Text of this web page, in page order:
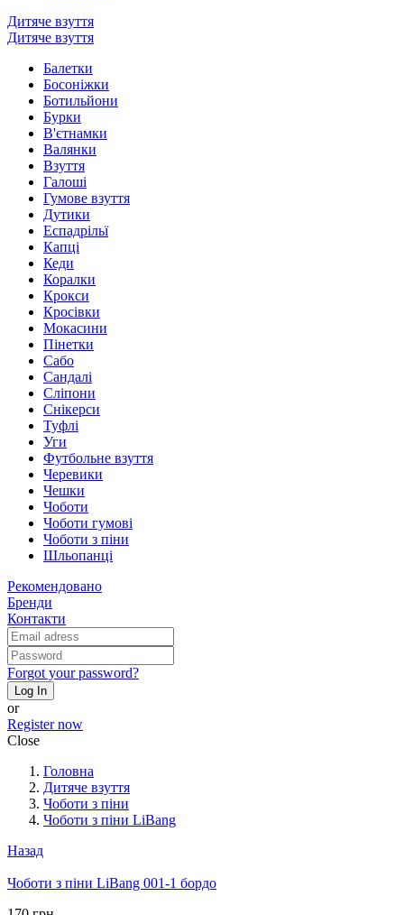
Дитяче взуття
Дитяче взуття
Балетки
Босоніжки
Ботильйони
Бурки
В'єтнамки
Валянки
Взуття
Галоші
Гумове взуття
Дутики
Еспадрільї
Капці
Кеди
Коралки
Крокси
Кросівки
Мокасини
Пінетки
Сабо
Сандалі
Сліпони
Снікерси
Туфлі
Уги
Футбольне взуття
Черевики
Чешки
Чоботи
Чоботи гумові
Чоботи з піни
Шльопанці
Рекомендовано
Бренди
Контакти
Forgot your password?
Log In
or
Register now
Close
Головна
Дитяче взуття
Чоботи з піни
Чоботи з піни LiBang
Назад
Чоботи з піни LiBang 001-1 бордо